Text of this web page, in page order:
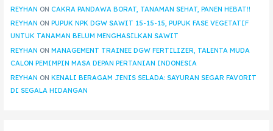
REYHAN ON CAKRA PANDAWA BORAT, TANAMAN SEHAT, PANEN HEBAT!!
REYHAN ON PUPUK NPK DGW SAWIT 15-15-15, PUPUK FASE VEGETATIF
UNTUK TANAMAN BELUM MENGHASILKAN SAWIT
REYHAN ON MANAGEMENT TRAINEE DGW FERTILIZER, TALENTA MUDA
CALON PEMIMPIN MASA DEPAN PERTANIAN INDONESIA
REYHAN ON KENALI BERAGAM JENIS SELADA: SAYURAN SEGAR FAVORIT
DI SEGALA HIDANGAN